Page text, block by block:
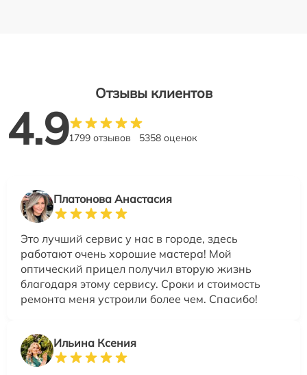
Отзывы клиентов
4.91799 отзывов 5358 оценок
Платонова Анастасия
Это лучший сервис у нас в городе, здесь
работают очень хорошие мастера! Мой
оптический прицел получил вторую жизнь
благодаря этому сервису. Сроки и стоимость
ремонта меня устроили более чем. Спасибо!
Ильина Ксения